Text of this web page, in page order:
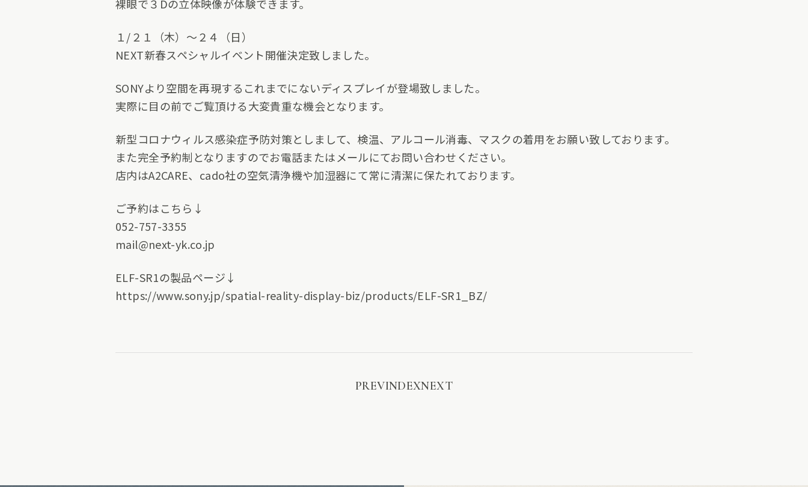
裸眼で３Dの立体映像が体験できます。
１/２１（木）〜２４（日）
NEXT新春スペシャルイベント開催決定致しました。
SONYより空間を再現するこれまでにないディスプレイが登場致しました。
実際に目の前でご覧頂ける大変貴重な機会となります。
新型コロナウィルス感染症予防対策としまして、検温、アルコール消毒、マスクの着用をお願い致しております。
また完全予約制となりますのでお電話またはメールにてお問い合わせください。
店内はA2CARE、cado社の空気清浄機や加湿器にて常に清潔に保たれております。
ご予約はこちら↓
052-757-3355
mail@next-yk.co.jp
ELF-SR1の製品ページ↓
https://www.sony.jp/spatial-reality-display-biz/products/ELF-SR1_BZ/
PREVINDEXNEXT